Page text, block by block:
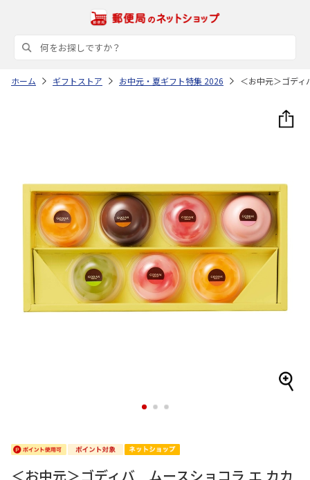
ホーム ギフトストア お中元・夏ギフト特集 2026 ＜お中元＞ゴデ
1 2 3
＜お中元＞ゴディバ ムースショコラ エ カカ